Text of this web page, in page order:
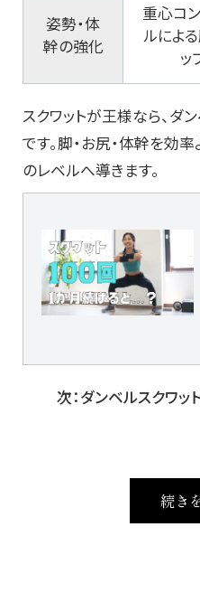
姿勢・体
幹の強化
重心コ
ルによ
ッ
スクワットが王様なら、ダ
です。脚・お尻・体幹を効
のレベルへ導きます。
次：ダンベルスクワッ
続き